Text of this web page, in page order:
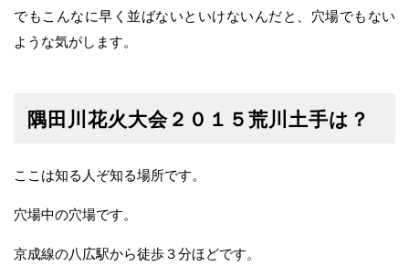
でもこんなに早く並ばないといけないんだと、穴場でもない
ような気がします。
隅田川花火大会２０１５荒川土手は？
ここは知る人ぞ知る場所です。
穴場中の穴場です。
京成線の八広駅から徒歩３分ほどです。